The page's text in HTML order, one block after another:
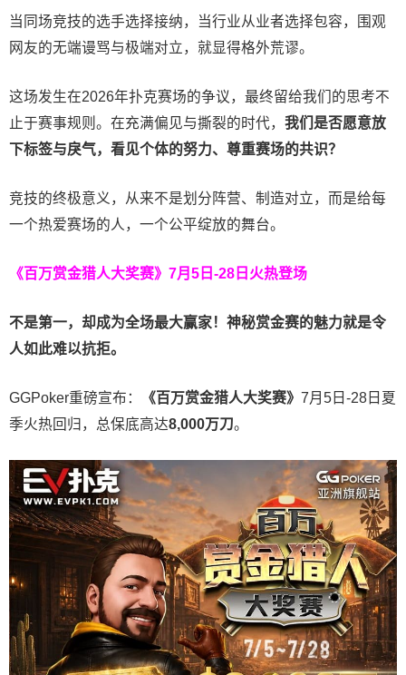
当同场竞技的选手选择接纳，当行业从业者选择包容，围观
网友的无端谩骂与极端对立，就显得格外荒谬。
这场发生在2026年扑克赛场的争议，最终留给我们的思考不
止于赛事规则。在充满偏见与撕裂的时代， 我们是否愿意放
下标签与戾气，看见个体的努力、尊重赛场的共识？
竞技的终极意义，从来不是划分阵营、制造对立，而是给每
一个热爱赛场的人，一个公平绽放的舞台。
《百万赏金猎人大奖赛》 7月5日-28日火热登场
不是第一，却成为全场最大赢家！神秘赏金赛的魅力就是令
人如此难以抗拒。
GGPoker重磅宣布： 《百万赏金猎人大奖赛》 7月5日-28日夏
季火热回归，总保底高达8,000万刀。